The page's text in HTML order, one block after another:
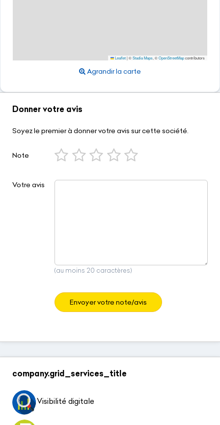
Leaflet|©Stadia Maps , ©OpenStreetMapcontributors
Agrandir la carte
Donner votre avis
Soyez le premier à donner votre avis sur cette société.
Note
Votre avis
(au moins 20 caractères)
Envoyer votre note/avis
company.grid_services_title
Visibilité digitale